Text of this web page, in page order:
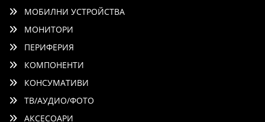
МОБИЛНИ УСТРОЙСТВА
МОНИТОРИ
ПЕРИФЕРИЯ
КОМПОНЕНТИ
КОНСУМАТИВИ
ТВ/АУДИО/ФОТО
АКСЕСОАРИ